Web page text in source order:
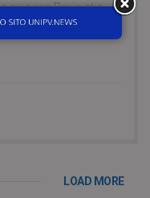
su cosa Pavia stia
LOAD MORE